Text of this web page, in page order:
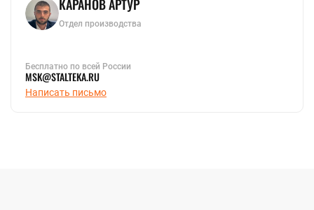
КАРАНОВ АРТУР
Отдел производства
Бесплатно по всей России
MSK@STALTEKA.RU
Написать письмо